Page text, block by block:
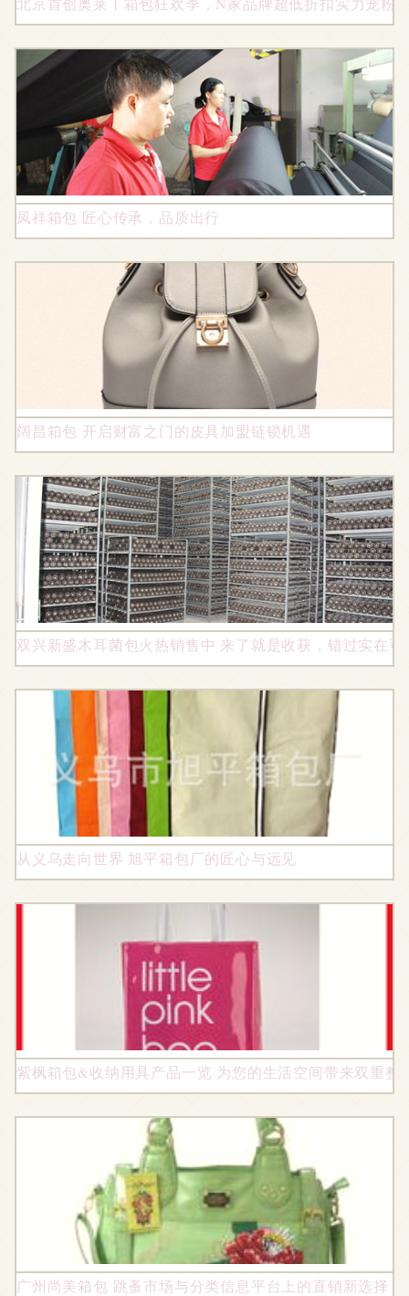
凤祥箱包 匠心传承，品质出行
阔昌箱包 开启财富之门的皮具加盟链锁机遇
双兴新盛木耳菌包火热销售中 来了就是收获，错过实在可
从义乌走向世界 旭平箱包厂的匠心与远见
紫枫箱包&收纳用具产品一览 为您的生活空间带来双重整
广州尚美箱包 跳蚤市场与分类信息平台上的直销新选择